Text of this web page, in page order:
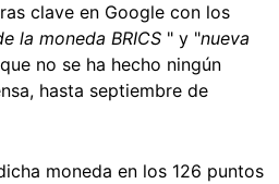
clave en Google con los
la moneda BRICS " y "nueva
no se ha hecho ningún
hasta septiembre de
moneda en los 126 puntos